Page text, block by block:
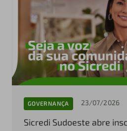
GOVERNANÇA 23/07/2026
Sicredi Sudoeste abre